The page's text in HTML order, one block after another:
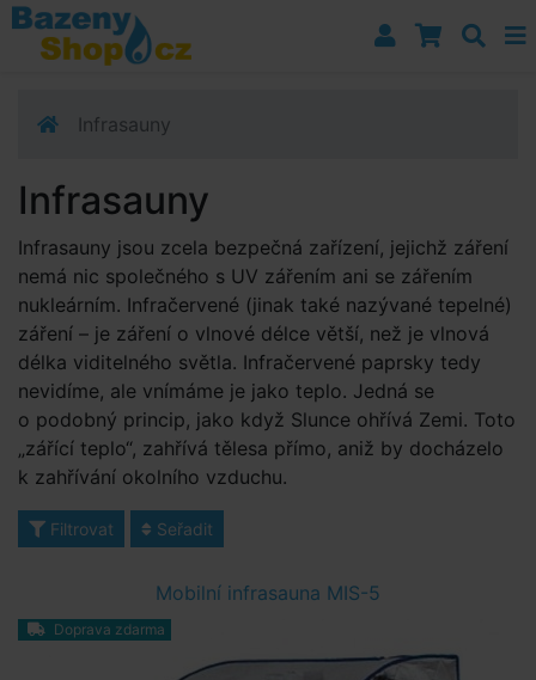
Přejít k navigaci
Přejít na obsah
Přejít k postrannímu sloupci
Infrasauny
Infrasauny
Infrasauny jsou zcela bezpečná zařízení, jejichž záření
nemá nic společného s UV zářením ani se zářením
nukleárním. Infračervené (jinak také nazývané tepelné)
záření – je záření o vlnové délce větší, než je vlnová
délka viditelného světla. Infračervené paprsky tedy
nevidíme, ale vnímáme je jako teplo. Jedná se
o podobný princip, jako když Slunce ohřívá Zemi. Toto
„zářící teplo“, zahřívá tělesa přímo, aniž by docházelo
k zahřívání okolního vzduchu.
Filtrovat Seřadit
Mobilní infrasauna MIS-5
Doprava zdarma